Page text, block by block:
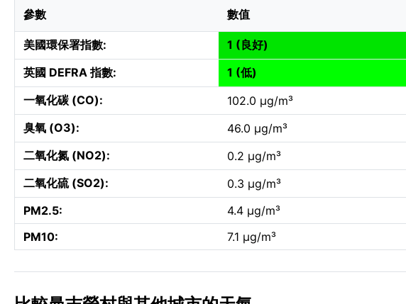
參數 數值
美國環保署指數:
1 (良好)
英國 DEFRA 指數:
1 (低)
一氧化碳 (CO):
102.0 µg/m³
臭氧 (O3):
46.0 µg/m³
二氧化氮 (NO2):
0.2 µg/m³
二氧化硫 (SO2):
0.3 µg/m³
PM2.5:
4.4 µg/m³
PM10:
7.1 µg/m³